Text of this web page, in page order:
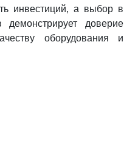
инвестиций, а выбор в
доверие
оборудования и